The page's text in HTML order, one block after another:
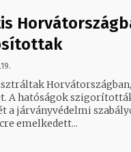
A hatóságok
a járványvédelmi
emelkedett...